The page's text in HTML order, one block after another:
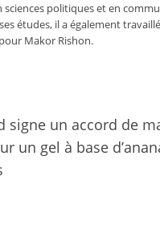
sciences politiques et en
études, il a également
Makor Rishon.
signe un accord de
un gel à base